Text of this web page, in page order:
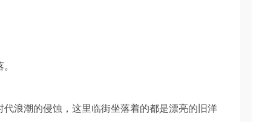
浪潮的侵蚀，这里临街坐落着的都是漂亮的旧洋